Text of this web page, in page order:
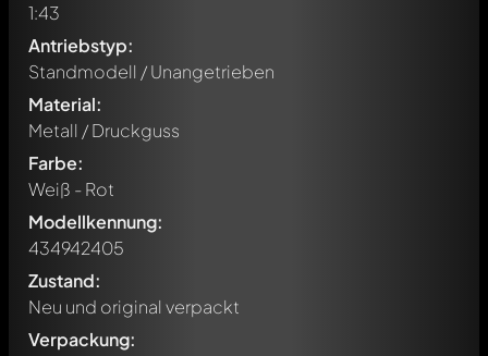
1:43
Antriebstyp:
Standmodell / Unangetrieben
Material:
Metall / Druckguss
Farbe:
Weiß - Rot
Modellkennung:
434942405
Zustand:
Neu und original verpackt
Verpackung:
Schreibe jetzt einen ersten Kommentar zu diesem Modell!